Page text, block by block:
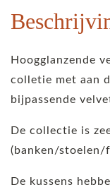
Hoogglanzende
colletie met aan
bijpassende
De collectie is
(banken/stoelen/
De kussens